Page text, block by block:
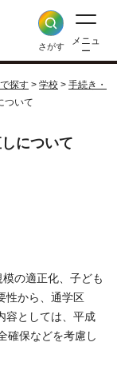
さがす
メニュ
ー
探す > 学校 > 手続き・
ついて
について
の適正化、子ども
性から、通学区
容としては、平成
確保などを考慮し